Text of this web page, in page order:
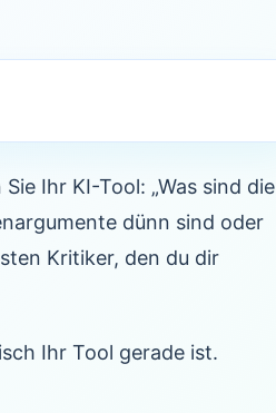
Ihr KI-Tool: „Was sind die
dünn sind oder
Kritiker, den du dir
Ihr Tool gerade ist.